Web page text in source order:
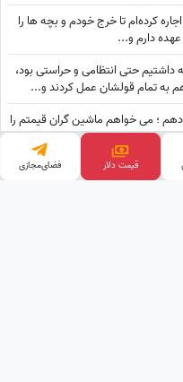
یک مغازه ساندویچی 40 متری اجاره کرده‌ام تا خرج خودم و بچه ها را
داشتیم حتی انتظامی و حراستی بود،
به تمام قولشان عمل کردند و...
؛ می خواهم ماشین گران قیمتم را
صدایش در جشن استقلالی ها: در
تقلید صدا و خنداندن مردم
قیمت طلا فضای‌مجازی